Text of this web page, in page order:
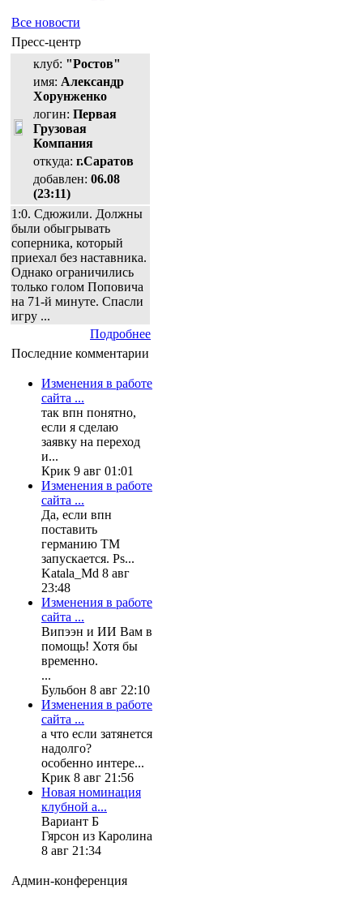
Все новости
Пресс-центр
клуб: "Ростов"
имя: Александр
Хорунженко
логин: Первая
Грузовая
Компания
откуда: г.Саратов
добавлен: 06.08
(23:11)
1:0. Сдюжили. Должны
были обыгрывать
соперника, который
приехал без наставника.
Однако ограничились
только голом Поповича
на 71-й минуте. Спасли
игру ...
Подробнее
Последние комментарии
Изменения в работе
сайта ...
так впн понятно,
если я сделаю
заявку на переход
и...
Крик 9 авг 01:01
Изменения в работе
сайта ...
Да, если впн
поставить
германию ТМ
запускается. Ps...
Katala_Md 8 авг
23:48
Изменения в работе
сайта ...
Випээн и ИИ Вам в
помощь! Хотя бы
временно.
...
Бульбон 8 авг 22:10
Изменения в работе
сайта ...
а что если затянется
надолго?
особенно интере...
Крик 8 авг 21:56
Новая номинация
клубной а...
Вариант Б
Гярсон из Каролина
8 авг 21:34
Админ-конференция